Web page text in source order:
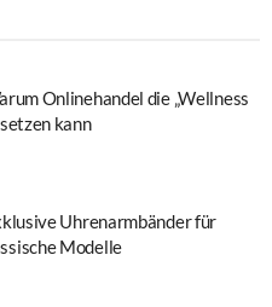
Onlinehandel die „Wellness
kann
Uhrenarmbänder für
Modelle